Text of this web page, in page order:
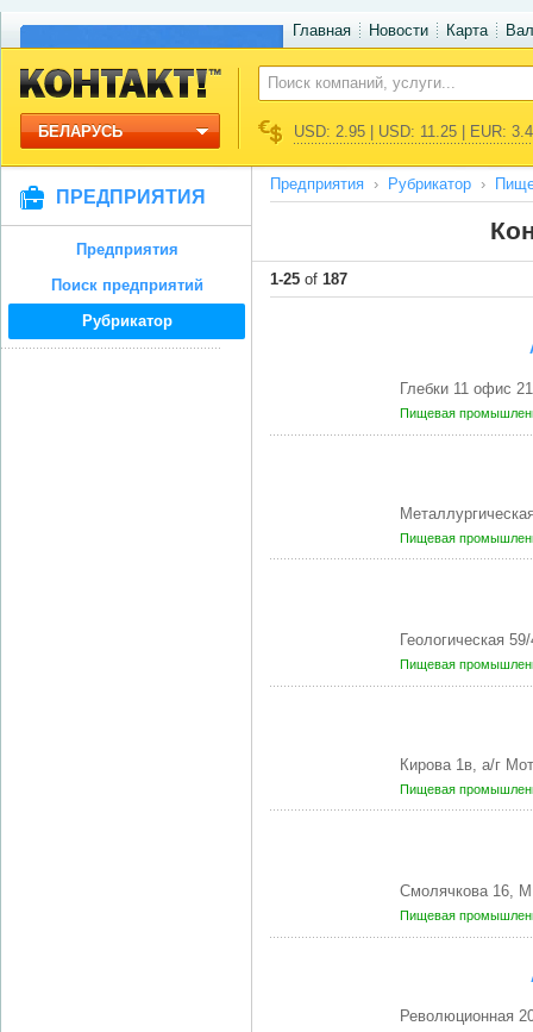
Главная Новости Карта
БЕЛАРУСЬ USD: 2.95 | USD: 11.25 | EUR:
ПРЕДПРИЯТИЯ
Предприятия
Поиск предприятий
Рубрикатор
Предприятия Рубрикатор
1-25 of 187
Глебки 11 офис
Пищевая
Пищевая
Геологическая
Пищевая
Кирова 1в, а/г
Пищевая
Смолячкова 16,
Пищевая
Революционная